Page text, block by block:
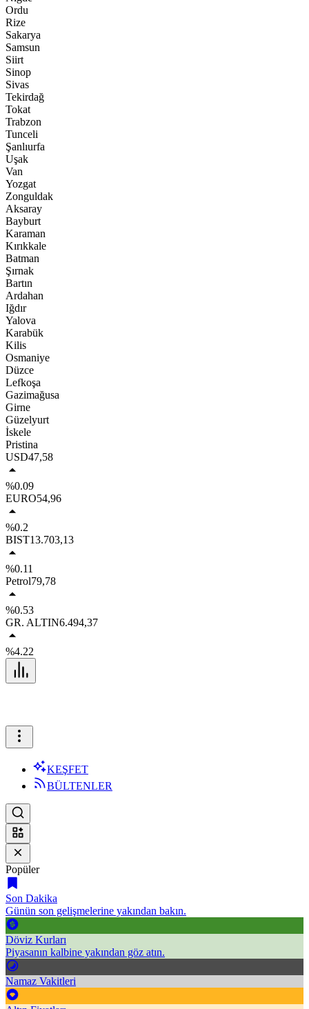
Ordu
Rize
Sakarya
Samsun
Siirt
Sinop
Sivas
Tekirdağ
Tokat
Trabzon
Tunceli
Şanlıurfa
Uşak
Van
Yozgat
Zonguldak
Aksaray
Bayburt
Karaman
Kırıkkale
Batman
Şırnak
Bartın
Ardahan
Iğdır
Yalova
Karabük
Kilis
Osmaniye
Düzce
Lefkoşa
Gazimağusa
Girne
Güzelyurt
İskele
Pristina
USD47,58
%0.09
EURO54,96
%0.2
BIST13.703,13
%0.11
Petrol79,78
%0.53
GR. ALTIN6.494,37
%4.22
KEŞFET
BÜLTENLER
Popüler
Son Dakika
Günün son gelişmelerine yakından bakın.
Döviz Kurları
Piyasanın kalbine yakından göz atın.
Namaz Vakitleri